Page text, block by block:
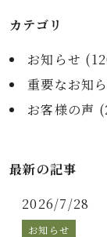
カテゴリ
お知らせ (
重要なお知
お客様の声 (
最新の記事
2026/7/28
お知らせ